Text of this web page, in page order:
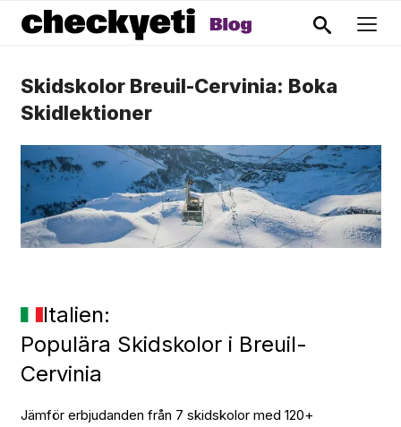
Skidskolor Breuil-Cervinia: Boka
Skidlektioner
Italien:
Populära Skidskolor i Breuil-
Cervinia
Jämför erbjudanden från 7 skidskolor med 120+